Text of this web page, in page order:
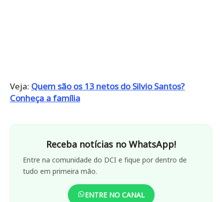
Veja: Quem são os 13 netos do Silvio Santos?
Conheça a família
Receba notícias no WhatsApp!
Entre na comunidade do DCI e fique por dentro de
tudo em primeira mão.
ENTRE NO CANAL